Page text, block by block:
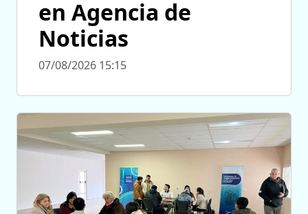
en Agencia de
Noticias
07/08/2026 15:15